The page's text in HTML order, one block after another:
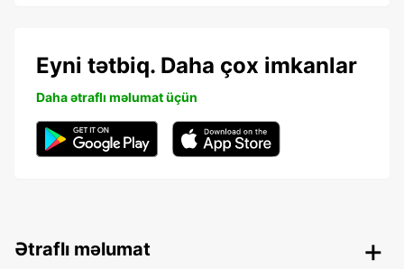
Eyni tətbiq. Daha çox imkanlar
Daha ətraflı məlumat üçün
Ətraflı məlumat